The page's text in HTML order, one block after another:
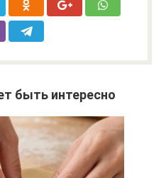
быть интересно